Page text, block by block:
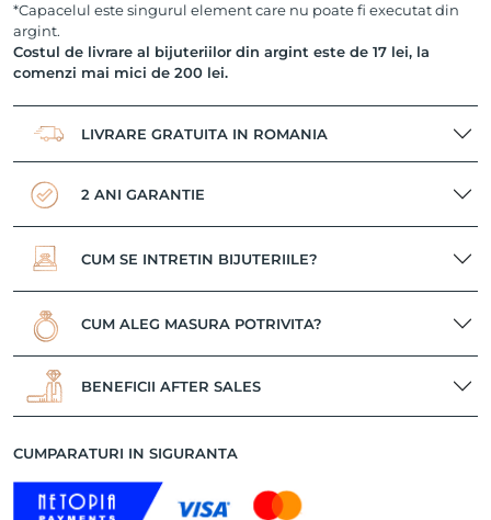
*Capacelul este singurul element care nu poate fi executat din
argint.
Costul de livrare al bijuteriilor din argint este de 17 lei, la
comenzi mai mici de 200 lei.
LIVRARE GRATUITA IN ROMANIA
2 ANI GARANTIE
CUM SE INTRETIN BIJUTERIILE?
CUM ALEG MASURA POTRIVITA?
BENEFICII AFTER SALES
CUMPARATURI IN SIGURANTA